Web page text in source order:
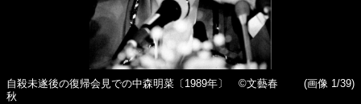
自殺未遂後の復帰会見での中森明菜〔1989年〕 ©文藝春
秋
(画像 1/39)